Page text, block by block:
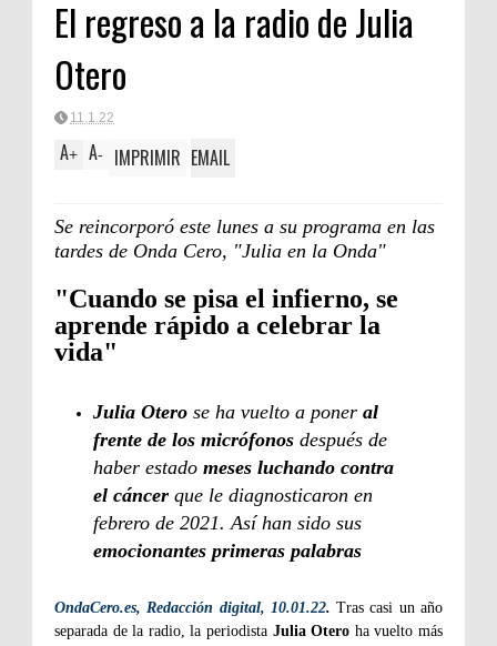
El regreso a la radio de Julia
Otero
11.1.22
A+ A- IMPRIMIR EMAIL
Se reincorporó este lunes a su programa en las
tardes de Onda Cero, "Julia en la Onda"
"Cuando se pisa el infierno, se
aprende rápido a celebrar la
vida"
Julia Otero se ha vuelto a poner al
frente de los micrófonos después de
haber estado meses luchando contra
el cáncer que le diagnosticaron en
febrero de 2021. Así han sido sus
emocionantes primeras palabras
OndaCero.es, Redacción digital, 10.01.22.Tras casi un año
separada de la radio, la periodista Julia Otero ha vuelto más